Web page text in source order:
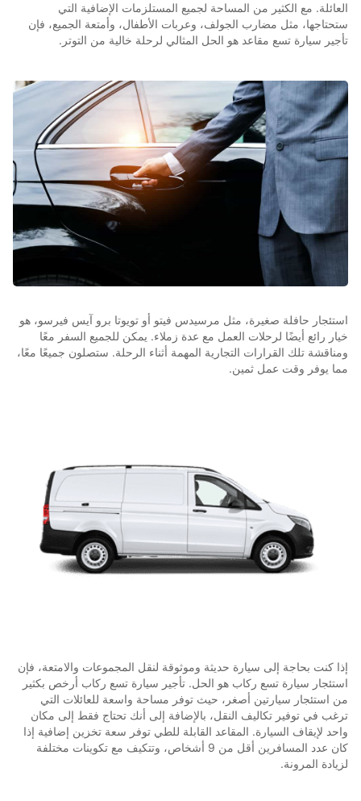
العائلة. مع الكثير من المساحة لجميع المستلزمات الإضافية التي
ستحتاجها، مثل مضارب الجولف، وعربات الأطفال، وأمتعة الجميع، فإن
تأجير سيارة تسع مقاعد هو الحل المثالي لرحلة خالية من التوتر.
استئجار حافلة صغيرة، مثل مرسيدس فيتو أو تويوتا برو آيس فيرسو، هو
خيار رائع أيضًا لرحلات العمل مع عدة زملاء. يمكن للجميع السفر معًا
ومناقشة تلك القرارات التجارية المهمة أثناء الرحلة. ستصلون جميعًا معًا،
مما يوفر وقت عمل ثمين.
إذا كنت بحاجة إلى سيارة حديثة وموثوقة لنقل المجموعات والامتعة، فإن
استئجار سيارة تسع ركاب هو الحل. تأجير سيارة تسع ركاب أرخص بكثير
من استئجار سيارتين أصغر، حيث توفر مساحة واسعة للعائلات التي
ترغب في توفير تكاليف النقل، بالإضافة إلى أنك تحتاج فقط إلى مكان
واحد لإيقاف السيارة. المقاعد القابلة للطي توفر سعة تخزين إضافية إذا
كان عدد المسافرين أقل من 9 أشخاص، وتتكيف مع تكوينات مختلفة
لزيادة المرونة.